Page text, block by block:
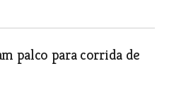
palco para corrida de